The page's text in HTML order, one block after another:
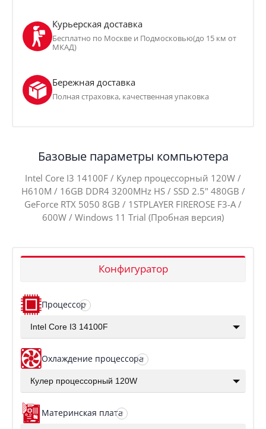
Курьерская доставка
Бесплатно по Москве и Подмосковью(до 15 км от
МКАД)
Бережная доставка
Полная страховка, качественная упаковка
Базовые параметры компьютера
Intel Core I3 14100F / Кулер процессорный 120W /
H610M / 16GB DDR4 3200MHz HS / SSD 2.5" 480GB /
GeForce RTX 5050 8GB / 1STPLAYER FIREROSE F3-A /
600W / Windows 11 Trial (Пробная версия)
Конфигуратор
Процессор?
Intel Core I3 14100F
Охлаждение процессора?
Кулер процессорный 120W
Материнская плата?